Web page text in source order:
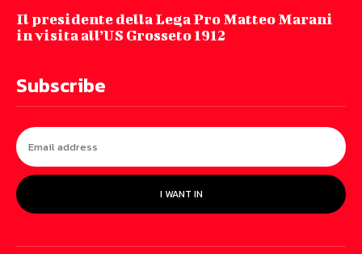
Il presidente della Lega Pro Matteo Marani
in visita all’US Grosseto 1912
Subscribe
I WANT IN